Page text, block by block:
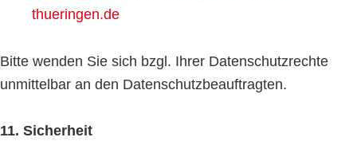
thueringen.de
Bitte wenden Sie sich bzgl. Ihrer Datenschutzrechte
unmittelbar an den Datenschutzbeauftragten.
11. Sicherheit